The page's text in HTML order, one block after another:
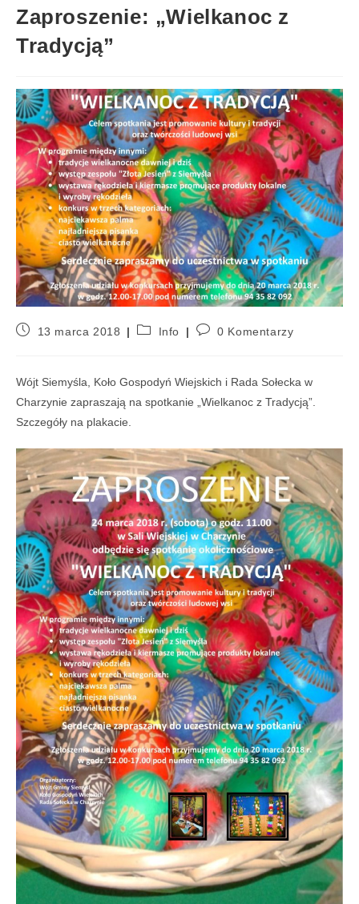
Zaproszenie: „Wielkanoc z
Tradycją”
13 marca 2018 Info 0 Komentarzy
Wójt Siemyśla, Koło Gospodyń Wiejskich i Rada Sołecka w
Charzynie zapraszają na spotkanie „Wielkanoc z Tradycją”.
Szczegóły na plakacie.